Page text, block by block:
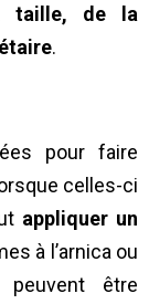
taille, de la
.
pour faire
celles-ci
appliquer un
à l’arnica ou
peuvent être